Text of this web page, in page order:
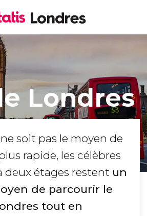
Londres
soit pas le moyen de
rapide, les célèbres
deux étages restent un
de parcourir le
tout en